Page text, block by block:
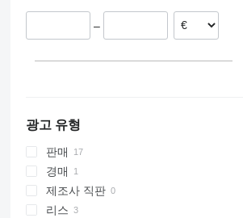
독일
–
광고 유형
판매
경매
제조사 직판
리스